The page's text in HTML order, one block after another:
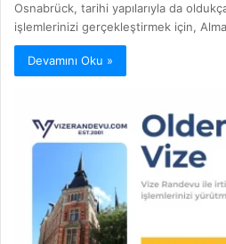
Osnabrück, tarihi yapılarıyla da
işlemlerinizi gerçekleştirmek için,
Devamını Oku »